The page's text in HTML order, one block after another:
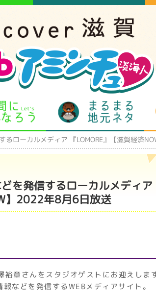
仲間になろう
るローカルメディア 『LOMORE』【滋賀経済
を発信するローカルメディア
】2022年8月6日放送
裕章さんをスタジオゲストにお迎えしま
などを発信するWEBメディアサイト。